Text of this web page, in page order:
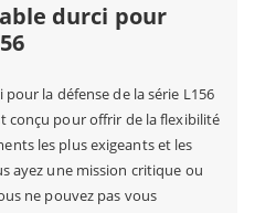
MIL-STD-461G, cet
Il est doté d'une technologie
Il s'agit donc d'un excellent
la qualité dans leurs
durci pour
la défense de la série L156
conçu pour offrir de la flexibilité
les plus exigeants et les
ayez une mission critique ou
ne pouvez pas vous